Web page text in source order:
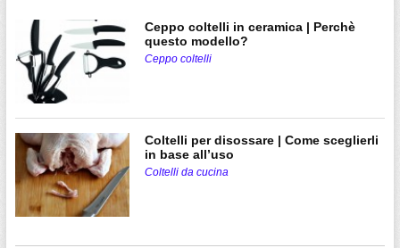
Ceppo coltelli in ceramica | Perchè
questo modello?
Ceppo coltelli
Coltelli per disossare | Come sceglierli
in base all’uso
Coltelli da cucina